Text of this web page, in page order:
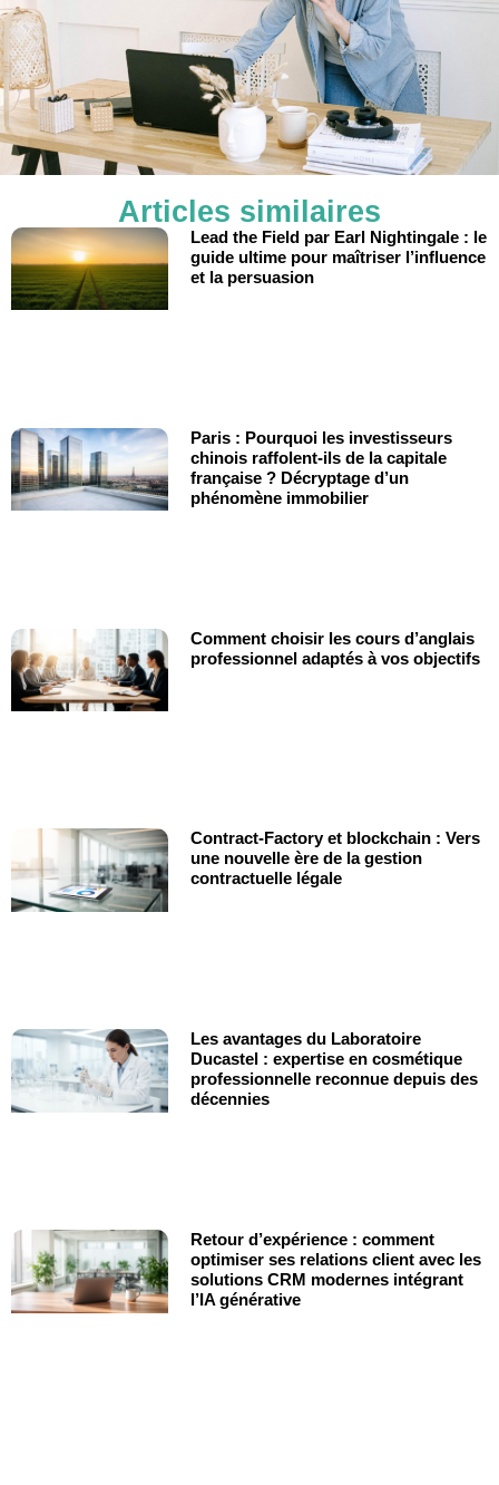
Articles similaires
Lead the Field par Earl Nightingale : le
guide ultime pour maîtriser l’influence
et la persuasion
Paris : Pourquoi les investisseurs
chinois raffolent-ils de la capitale
française ? Décryptage d’un
phénomène immobilier
Comment choisir les cours d’anglais
professionnel adaptés à vos objectifs
Contract-Factory et blockchain : Vers
une nouvelle ère de la gestion
contractuelle légale
Les avantages du Laboratoire
Ducastel : expertise en cosmétique
professionnelle reconnue depuis des
décennies
Retour d’expérience : comment
optimiser ses relations client avec les
solutions CRM modernes intégrant
l’IA générative